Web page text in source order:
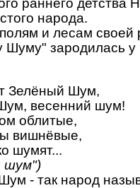
раннего детства
народа.
и лесам своей
зародилась у
Зелёный Шум,
весенний шум!
облитые,
вишнёвые,
шумят...
шум")
- так народ